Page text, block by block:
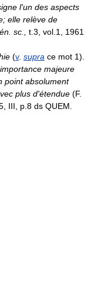
l'un des aspects
elle relève de
sc., t.3, vol.1, 1961
(v. supra ce mot 1).
majeure
point absolument
plus d'étendue (F.
III, p.8 ds QUEM.